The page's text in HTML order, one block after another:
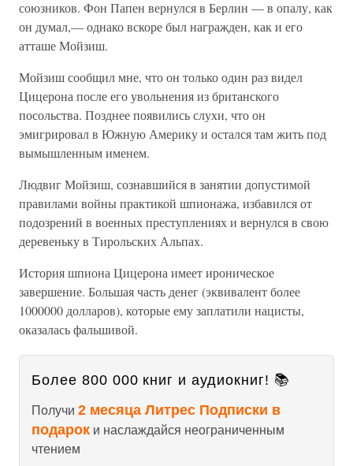
союзников. Фон Папен вернулся в Берлин — в опалу, как
он думал,— однако вскоре был награжден, как и его
атташе Мойзиш.
Мойзиш сообщил мне, что он только один раз видел
Цицерона после его увольнения из британского
посольства. Позднее появились слухи, что он
эмигрировал в Южную Америку и остался там жить под
вымышленным именем.
Людвиг Мойзиш, сознавшийся в занятии допустимой
правилами войны практикой шпионажа, избавился от
подозрений в военных преступлениях и вернулся в свою
деревеньку в Тирольских Альпах.
История шпиона Цицерона имеет ироническое
завершение. Большая часть денег (эквивалент более
1000000 долларов), которые ему заплатили нацисты,
оказалась фальшивой.
Более 800 000 книг и аудиокниг! 📚
Получи 2 месяца Литрес Подписки в
подарок и наслаждайся неограниченным
чтением